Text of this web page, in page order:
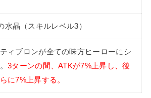
水晶（スキルレベル3）
ィブロンが全ての味方ヒーローにシ
3ターンの間、ATKが7%上昇し、後
に7%上昇する。